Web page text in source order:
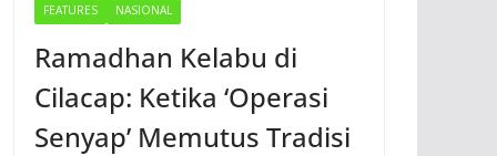
FEATURES NASIONAL
Ramadhan Kelabu di
Cilacap: Ketika ‘Operasi
Senyap’ Memutus Tradisi